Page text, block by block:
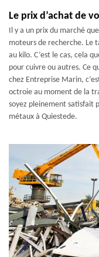
Le prix d’achat de
Il y a un prix du marché
moteurs de recherche. Le
au kilo. C’est le cas, cela
pour cuivre ou autres. Ce
chez Entreprise Marin,
octroie au moment de la
soyez pleinement satisfait
métaux à Quiestede.